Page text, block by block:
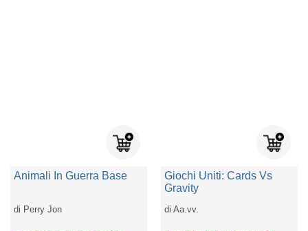
Animali In Guerra Base
di Perry Jon
Giochi Uniti: Cards Vs
Gravity
diAa.vv.